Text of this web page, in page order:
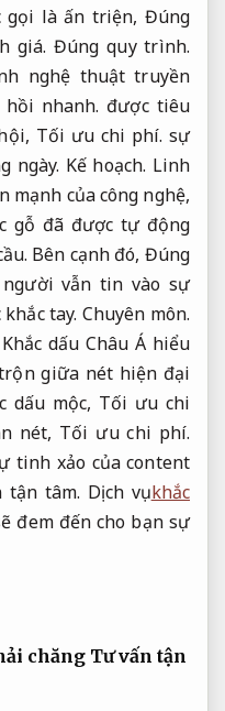
gọi là ấn triện, Đúng
giá. Đúng quy trình.
nghệ thuật truyền
hồi nhanh. được tiêu
Tối ưu chi phí. sự
ngày. Kế hoạch. Linh
mạnh của công nghệ,
gỗ đã được tự động
Bên cạnh đó, Đúng
vẫn tin vào sự
tay. Chuyên môn.
Khắc dấu Châu Á hiểu
giữa nét hiện đại
dấu mộc, Tối ưu chi
nét, Tối ưu chi phí.
tinh xảo của content
tận tâm. Dịch vụkhắc
đem đến cho bạn sự
chăng Tư vấn tận